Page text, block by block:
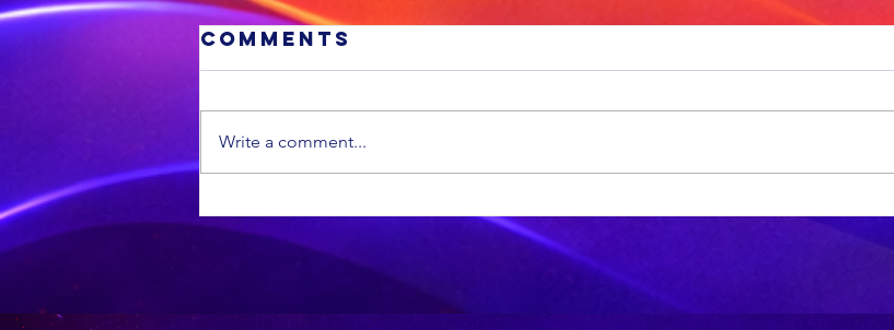
TLU SA
verwelkom die
voorstel om
Ekonomiese
Comments
Write a comment...